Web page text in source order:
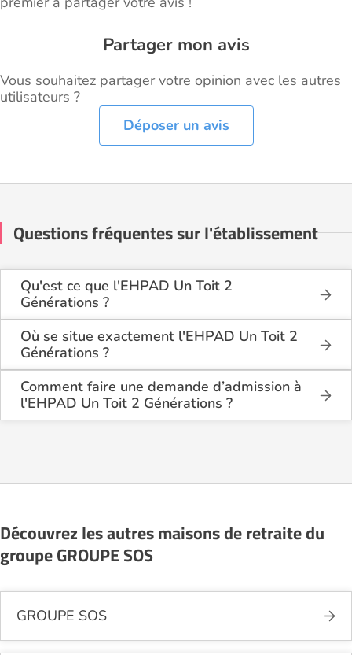
Partager mon avis
Vous souhaitez partager votre opinion avec les autres
utilisateurs ?
Déposer un avis
Questions fréquentes sur l'établissement
Qu'est ce que l'EHPAD Un Toit 2
Générations ?
L'EHPAD Un Toit 2 Générations est une maison de
retraite médicalisée située à Nancy (54000).
Où se situe exactement l'EHPAD Un Toit 2
Générations ?
L'EHPAD Un Toit 2 Générations est situé 22 Viaduc
Kennedy à Nancy (54000), en Meurthe et Moselle
(54).
Comment faire une demande d’admission à
l'EHPAD Un Toit 2 Générations ?
La demande s’effectue directement via le formulaire
les coûts et les démarches administratives
Découvrez les autres maisons de retraite du
groupe GROUPE SOS
GROUPE SOS